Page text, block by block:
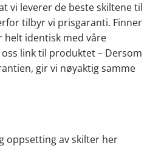
vi leverer de beste skiltene til
tilbyr vi prisgaranti. Finner
identisk med våre
link til produktet – Dersom
gir vi nøyaktig samme
oppsetting av skilter her